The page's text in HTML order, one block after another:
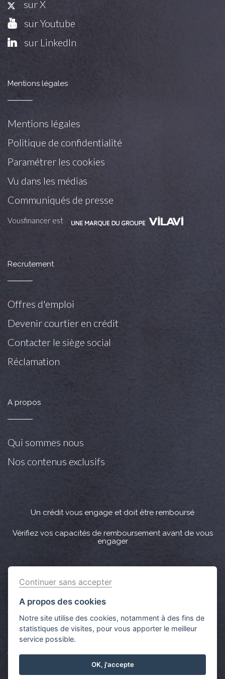
sur X
sur Youtube
sur LinkedIn
Mentions légales
Mentions légales
Politique de confidentialité
Paramétrer les cookies
Vu dans les médias
Communiqués de presse
Vousfinancer est
Recrutement
Offres d'emploi
Devenir courtier en crédit
Contacter le siège social
Réclamation
A propos
Qui sommes nous
Nos contenus exclusifs
Un crédit vous engage et doit être remboursé
Vérifiez vos capacités de remboursement avant de vous
engager
Crédit immobilier : Vous bénéficiez d’un délai légal de
réflexion de 10 jours. Lorsque la vente est subordonnée à
l'obtention d’un prêt et si celui-ci n’est pas obtenu, le
vendeur doit rembourser les sommes versées par
l'acquéreur.
Aucun versement de quelque nature que ce soit ne peut
être exigé d’un particulier avant l’obtention d’un ou
Continuer sans accepter
A propos des cookies
Notre site utilise des cookies, notamment à des fins de
statistiques de visites, pour vous apporter le meilleur
service possible.
OK, j'accepte